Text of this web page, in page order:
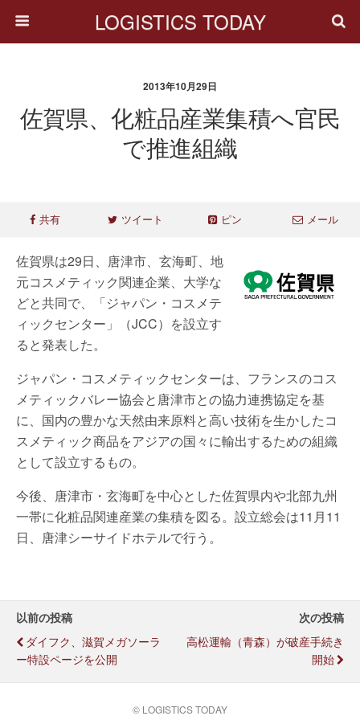
LOGISTICS TODAY
2013年10月29日
佐賀県、化粧品産業集積へ官民
で推進組織
共有 ツイート ピン メール
佐賀県は29日、唐津市、玄海町、地
元コスメティック関連企業、大学な
どと共同で、「ジャパン・コスメテ
ィックセンター」（JCC）を設立す
ると発表した。
ジャパン・コスメティックセンターは、フランスのコス
メティックバレー協会と唐津市との協力連携協定を基
に、国内の豊かな天然由来原料と高い技術を生かしたコ
スメティック商品をアジアの国々に輸出するための組織
として設立するもの。
今後、唐津市・玄海町を中心とした佐賀県内や北部九州
一帯に化粧品関連産業の集積を図る。設立総会は11月11
日、唐津シーサイドホテルで行う。
以前の投稿
ダイフク、滋賀メガソーラ
ー特設ページを公開
次の投稿
高松運輸（青森）が破産手続き
開始
© LOGISTICS TODAY